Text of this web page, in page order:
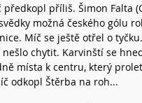
předkopl příliš. Šimon Falta
možná českého gólu
Míč se ještě otřel o
nešlo chytit. Karvinští se
místa k centru, který
odkopl Štěrba na roh...